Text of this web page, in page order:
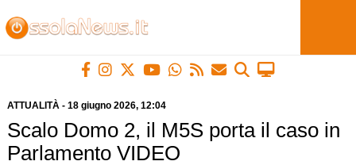
ATTUALITÀ- 18 giugno 2026, 12:04
Scalo Domo 2, il M5S porta il caso in
Parlamento VIDEO